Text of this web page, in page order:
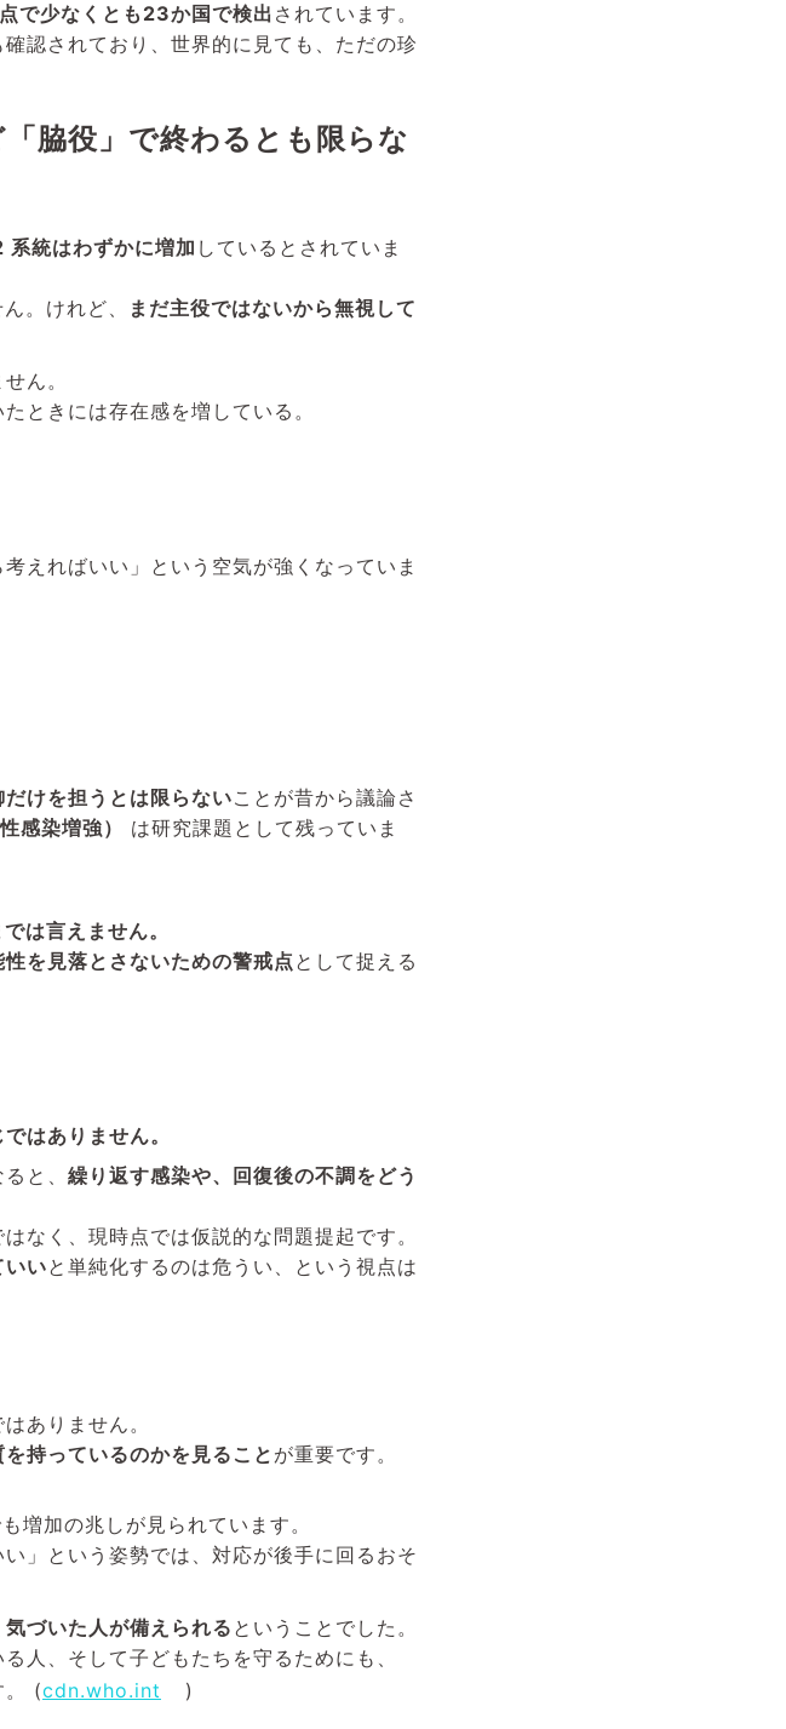
で少なくとも23か国で検出されています。
認されており、世界的に見ても、ただの珍
脇役」で終わるとも限らな
統はわずかに増加 しているとされていま
。けれど、
まだ主役ではないから無視して
ん。
ときには存在感を増している。
えればいい」という空気が強くなっていま
けを担うとは限らないことが昔から議論さ
感染増強）
は研究課題として残っていま
は言えません。
を見落とさないための警戒点 として捉える
はありません。
と、 繰り返す感染や、回復後の不調をどう
なく、現時点では仮説的な問題提起です。
いいと単純化するのは危うい、という視点は
ありません。
持っているのかを見ることが重要です。
増加の兆しが見られています。
」という姿勢では、対応が後手に回るおそ
づいた人が備えられる ということでした。
人、そして子どもたちを守るためにも、
。 (cdn.who.int )